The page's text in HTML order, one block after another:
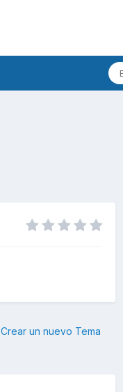
Crear un nuevo Tema